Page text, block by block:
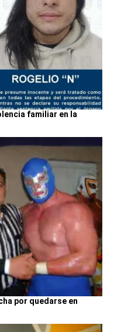
familiar en la
por quedarse en